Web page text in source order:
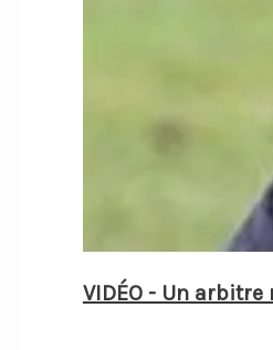
VIDÉO - Un